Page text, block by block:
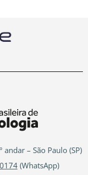
– São Paulo (SP)
(WhatsApp)